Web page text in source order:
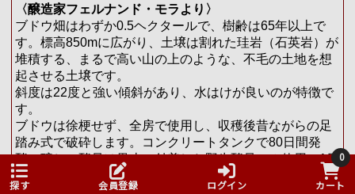
〈醸造家フェルナンド・モラより〉
ブドウ畑はわずか0.5ヘクタールで、樹齢は65年以上で
す。標高850mに広がり、土壌は割れた珪岩（石英岩）が
堆積する、まるで高い山の上のような、不毛の土地を想
起させる土壌です。
斜度は22度と強い傾斜があり、水はけが良いのが特徴で
す。
ブドウは徐梗せず、全房で使用し、収穫後昔ながらの足
踏み式で破砕します。コンクリートタンクで80日間発
酵・醸し。酵母は果皮に付着した野生酵母のみ使用。1日
に1回パンチダウンを行います。 15カ月間クヴェヴリ
探す 会員登録 ログイン
0
カート